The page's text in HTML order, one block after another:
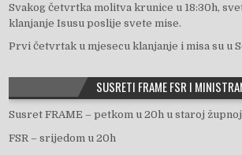
o
Svakog četvrtka molitva krunice u 18:30h,
klanjanje Isusu poslije svete mise.
Prvi četvrtak u mjesecu klanjanje i misa su u
SUSRETI FRAME FSR I
Susret FRAME – petkom u 20h u staroj
FSR – srijedom u 20h